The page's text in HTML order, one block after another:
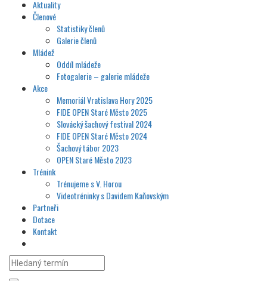
Aktuality
Členové
Statistiky členů
Galerie členů
Mládež
Oddíl mládeže
Fotogalerie – galerie mládeže
Akce
Memoriál Vratislava Hory 2025
FIDE OPEN Staré Město 2025
Slovácký šachový festival 2024
FIDE OPEN Staré Město 2024
Šachový tábor 2023
OPEN Staré Město 2023
Trénink
Trénujeme s V. Horou
Videotréninky s Davidem Kaňovským
Partneři
Dotace
Kontakt